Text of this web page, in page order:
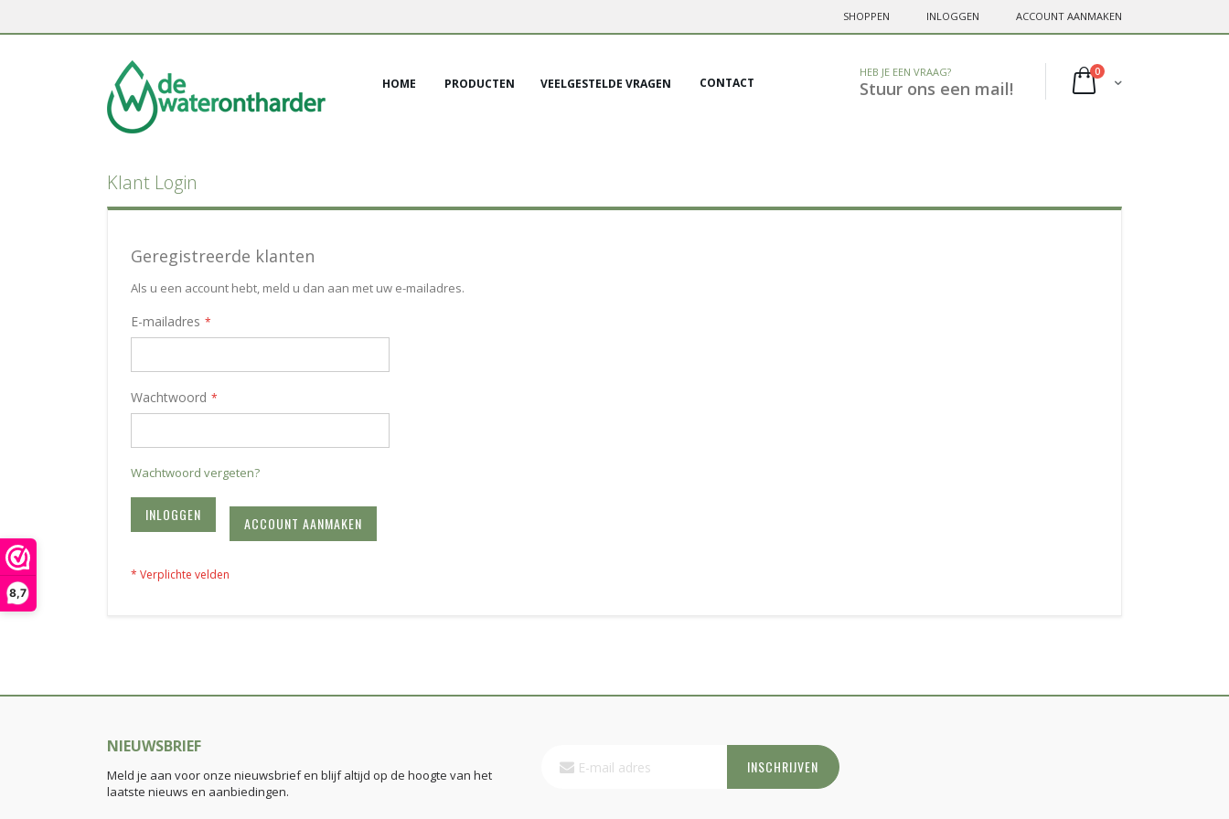
8,7
naar
inhoud
SHOPPEN INLOGGEN ACCOUNT AANMAKEN
Cart
0
HEB JE EEN VRAAG?
Stuur ons een mail!
HOME PRODUCTEN VEELGESTELDE VRAGEN CONTACT
Klant Login
Geregistreerde klanten
Als u een account hebt, meld u dan aan met uw e-mailadres.
E-mailadres
Wachtwoord
Wachtwoord vergeten?
INLOGGEN ACCOUNT AANMAKEN
NIEUWSBRIEF
Meld je aan voor onze nieuwsbrief en blijf altijd op de hoogte van het
laatste nieuws en aanbiedingen.
INSCHRIJVEN